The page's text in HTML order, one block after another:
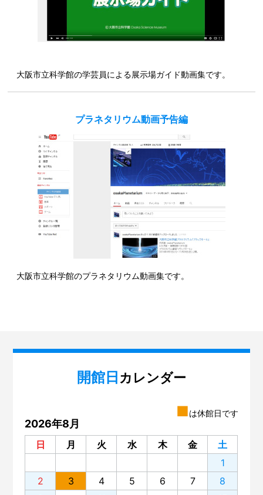
大阪市立科学館の学芸員による展示場ガイド動画集です。
プラネタリウム動画予告編
大阪市立科学館のプラネタリウム動画集です。
開館日 カレンダー
■は休館日です
2026年8月
日 月 火 水 木 金
土
1
2
3 4 5 6 7
8